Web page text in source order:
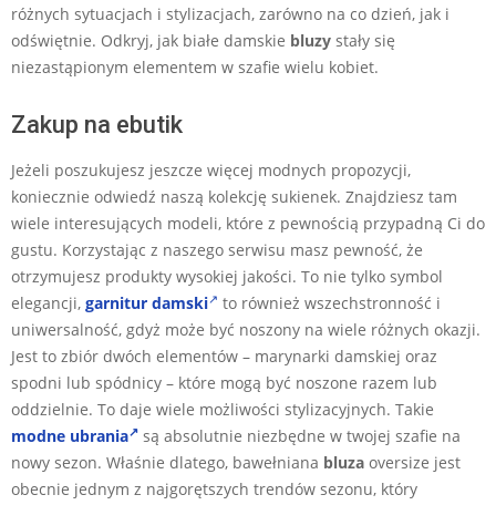
różnych sytuacjach i stylizacjach, zarówno na co dzień, jak i
odświętnie. Odkryj, jak białe damskie bluzy stały się
niezastąpionym elementem w szafie wielu kobiet.
Zakup na ebutik
Jeżeli poszukujesz jeszcze więcej modnych propozycji,
koniecznie odwiedź naszą kolekcję sukienek. Znajdziesz tam
wiele interesujących modeli, które z pewnością przypadną Ci do
gustu. Korzystając z naszego serwisu masz pewność, że
otrzymujesz produkty wysokiej jakości. To nie tylko symbol
elegancji, garnitur damski
to również wszechstronność i
uniwersalność, gdyż może być noszony na wiele różnych okazji.
Jest to zbiór dwóch elementów – marynarki damskiej oraz
spodni lub spódnicy – które mogą być noszone razem lub
oddzielnie. To daje wiele możliwości stylizacyjnych. Takie
modne ubrania
są absolutnie niezbędne w twojej szafie na
nowy sezon. Właśnie dlatego, bawełniana bluza oversize jest
obecnie jednym z najgorętszych trendów sezonu, który